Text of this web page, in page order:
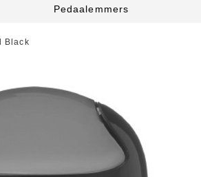
Pedaalemmers
Black